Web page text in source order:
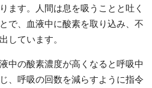
ます。人間は息を吸うことと吐く
で、血液中に酸素を取り込み、不
しています。
中の酸素濃度が高くなると呼吸中
、呼吸の回数を減らすように指令